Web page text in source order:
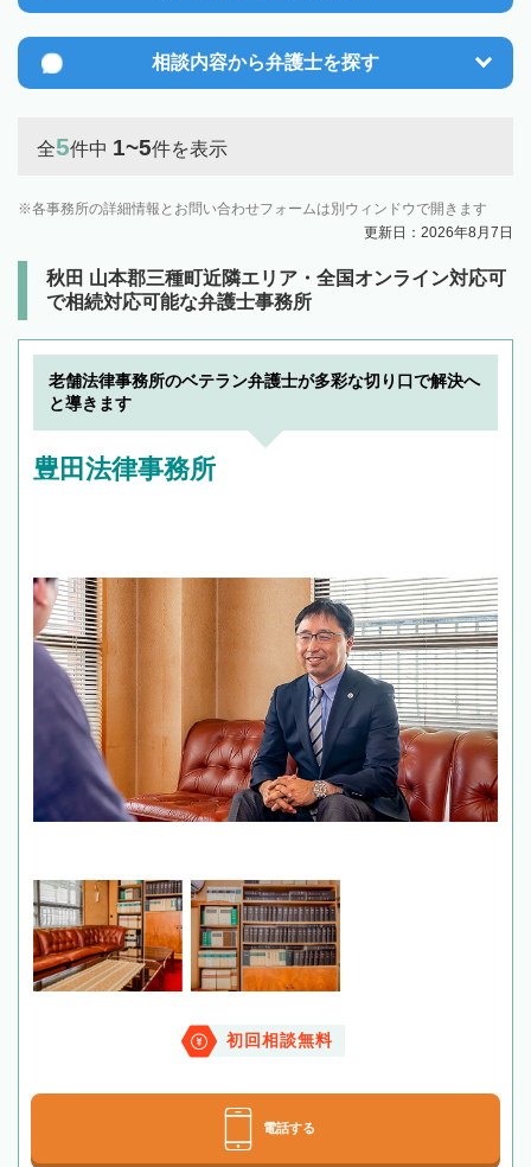
相談内容から弁護士を探す
全5件中 1~5件を表示
各事務所の詳細情報とお問い合わせフォームは別ウィンドウで開きます
更新日：2026年8月7日
秋田 山本郡三種町近隣エリア・全国オンライン対応可
で相続対応可能な弁護士事務所
老舗法律事務所のベテラン弁護士が多彩な切り口で解決へ
と導きます
豊田法律事務所
初回相談無料
電話する